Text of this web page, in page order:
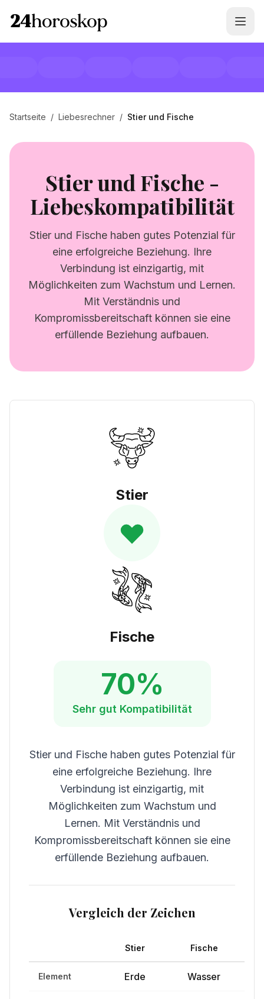
Startseite / Liebesrechner / Stier und Fische
Stier und Fische -
Liebeskompatibilität
Stier und Fische haben gutes Potenzial für
eine erfolgreiche Beziehung. Ihre
Verbindung ist einzigartig, mit
Möglichkeiten zum Wachstum und Lernen.
Mit Verständnis und
Kompromissbereitschaft können sie eine
erfüllende Beziehung aufbauen.
Stier
Fische
70%
Sehr gut Kompatibilität
Stier und Fische haben gutes Potenzial für
eine erfolgreiche Beziehung. Ihre
Verbindung ist einzigartig, mit
Möglichkeiten zum Wachstum und
Lernen. Mit Verständnis und
Kompromissbereitschaft können sie eine
erfüllende Beziehung aufbauen.
Vergleich der Zeichen
Stier Fische
Element Erde Wasser